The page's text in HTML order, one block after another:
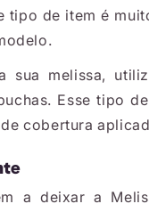
tipo de item é
sua melissa,
Esse tipo
cobertura
a deixar a